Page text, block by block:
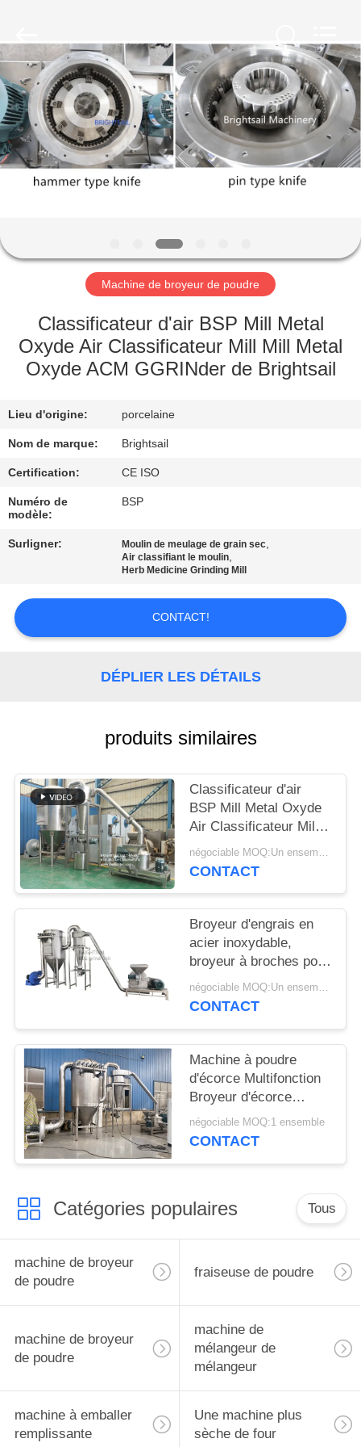
MAISON
PRODUITS
VIDÉOS
AU
SUJET
NOUS
VISITE
L'USINE
CONTRÔLE
DE
QUALITÉ
CONTACTEZ-
NOUS
DU
SITE
PRIVACY
POLICY
All
Reserved.
Machine de broyeur de poudre
Classificateur d'air BSP Mill Metal
Oxyde Air Classificateur Mill Mill Metal
Oxyde ACM GGRINder de Brightsail
Lieu d'origine: porcelaine
Nom de marque: Brightsail
Certification: CE ISO
Numéro de
modèle:
BSP
Surligner: Moulin de meulage de grain sec,
Air classifiant le moulin,
Herb Medicine Grinding Mill
CONTACT!
DÉPLIER LES DÉTAILS
produits similaires
Classificateur d'air
BSP Mill Metal Oxyde
Air Classificateur Mill
Mill Metal Oxyde ACM
GGRINder de
négociable MOQ:Un ensemble
CONTACT
Broyeur d'engrais en
acier inoxydable,
broyeur à broches pour
urée, avec CE
négociable MOQ:Un ensemble
CONTACT
Machine à poudre
d'écorce Multifonction
Broyeur d'écorce
d'Albizia
négociable MOQ:1 ensemble
CONTACT
Catégories populaires Tous
machine de broyeur
de poudre
fraiseuse de poudre
machine de broyeur
de poudre
machine de
mélangeur de
mélangeur
machine à emballer
remplissante
Une machine plus
sèche de four